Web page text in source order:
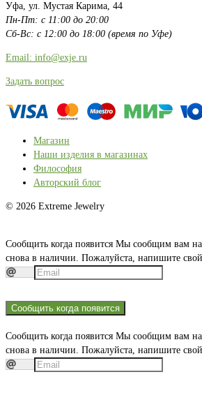
Уфа, ул. Мустая Карима, 44
Пн-Пт: с 11:00 до 20:00
Сб-Вс: с 12:00 до 18:00 (время по Уфе)
Email: info@exje.ru
Задать вопрос
Магазин
Наши изделия в магазинах
Философия
Авторский блог
© 2026 Extreme Jewelry
Сообщить когда появится Мы сообщим вам на
снова в наличии. Пожалуйста, напишите
Сообщить когда появится
Сообщить когда появится Мы сообщим вам на
снова в наличии. Пожалуйста, напишите